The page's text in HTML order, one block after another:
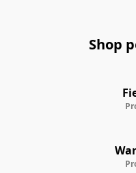
Shop